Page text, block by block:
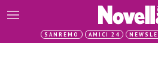
SANREMO AMICI 24